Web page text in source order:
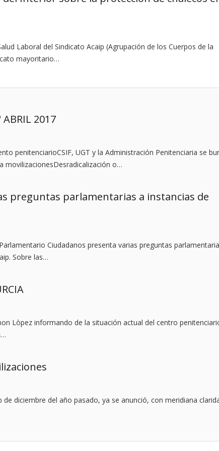
Laboral del Sindicato Acaip (Agrupación de los Cuerpos de la
mayoritario…
ABRIL 2017
penitenciarioCSIF, UGT y la Administración Penitenciaria se
movilizacionesDesradicalización o…
preguntas parlamentarias a instancias de
Ciudadanos presenta varias preguntas
Sobre las…
Lòpez informando de la situación actual del centro
diciembre del año pasado, ya se anunció, con meridiana